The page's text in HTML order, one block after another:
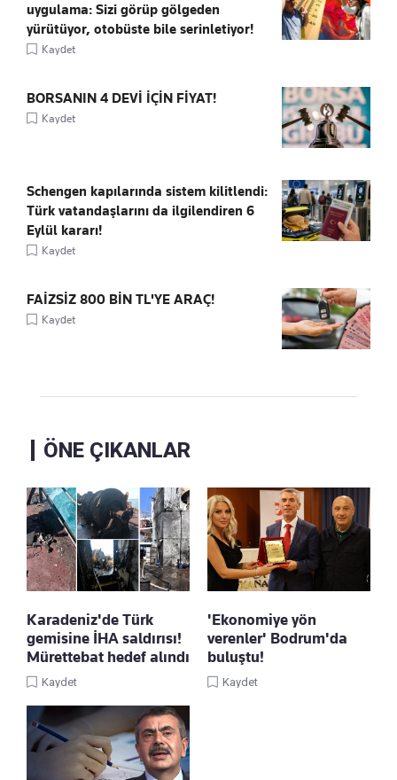
uygulama: Sizi görüp gölgeden
yürütüyor, otobüste bile serinletiyor!
Kaydet
BORSANIN 4 DEVİ İÇİN FİYAT!
Kaydet
Schengen kapılarında sistem kilitlendi:
Türk vatandaşlarını da ilgilendiren 6
Eylül kararı!
Kaydet
FAİZSİZ 800 BİN TL'YE ARAÇ!
Kaydet
ÖNE ÇIKANLAR
Karadeniz'de Türk
gemisine İHA saldırısı!
Mürettebat hedef alındı
Kaydet
'Ekonomiye yön
verenler' Bodrum'da
buluştu!
Kaydet